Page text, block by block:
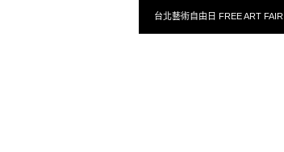
台北藝術自由日 FREE ART FAIR